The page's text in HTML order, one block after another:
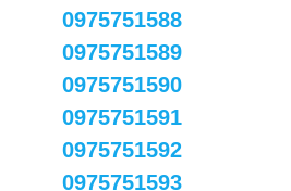
0975751588
0975751589
0975751590
0975751591
0975751592
0975751593